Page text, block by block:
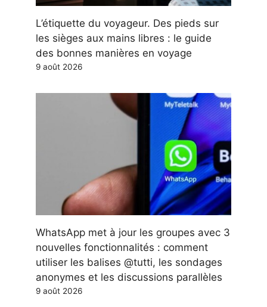
L’étiquette du voyageur. Des pieds sur
les sièges aux mains libres : le guide
des bonnes manières en voyage
9 août 2026
WhatsApp met à jour les groupes avec 3
nouvelles fonctionnalités : comment
utiliser les balises @tutti, les sondages
anonymes et les discussions parallèles
9 août 2026